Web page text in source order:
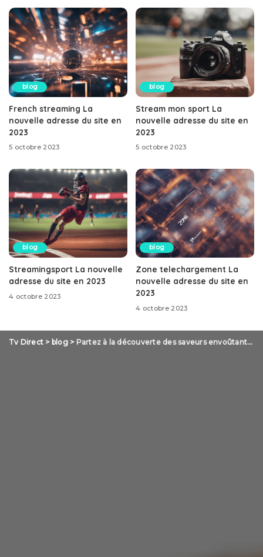
blog
French streaming La
nouvelle adresse du site en
2023
5 octobre 2023
blog
Stream mon sport La
nouvelle adresse du site en
2023
5 octobre 2023
blog
Streamingsport La nouvelle
adresse du site en 2023
4 octobre 2023
blog
Zone telechargement La
nouvelle adresse du site en
2023
4 octobre 2023
Tv Direct > blog> Partez à la découverte des saveurs envoûtantes des Caraïbes avec notre coffret dégustation rhum !